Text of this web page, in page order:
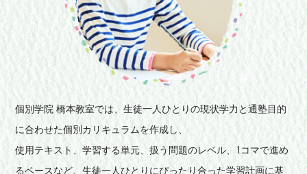
個別学院 橋本教室では、生徒一人ひとりの現状学力と通塾目的
に合わせた個別カリキュラムを作成し、
使用テキスト、学習する単元、扱う問題のレベル、1コマで進め
るペースなど、生徒一人ひとりにぴったり合った学習計画に基